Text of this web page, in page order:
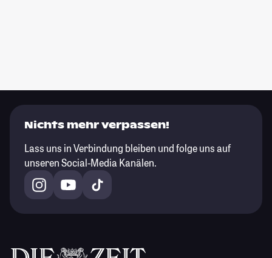
Nichts mehr verpassen!
Lass uns in Verbindung bleiben und folge uns auf
unseren Social-Media Kanälen.